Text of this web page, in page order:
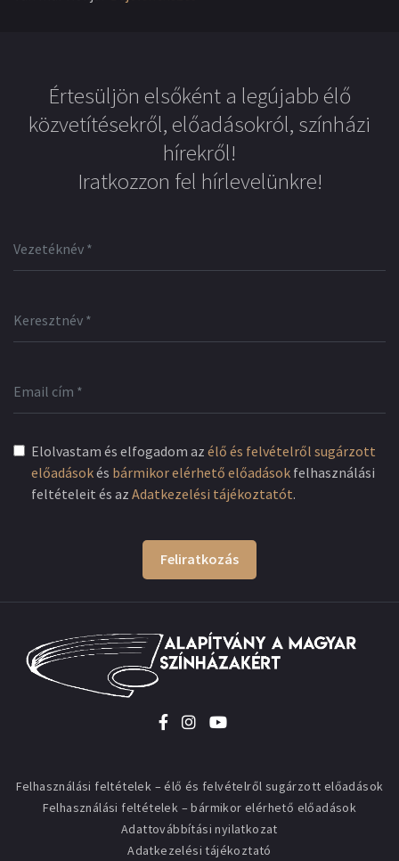
Értesüljön elsőként a legújabb élő
közvetítésekről, előadásokról, színházi
hírekről!
Iratkozzon fel hírlevelünkre!
Elolvastam és elfogadom az élő és felvételről sugárzott
előadásokés bármikor elérhető előadások felhasználási
feltételeit és az Adatkezelési tájékoztatót.
Feliratkozás
Felhasználási feltételek – élő és felvételről sugárzott előadások
Felhasználási feltételek – bármikor elérhető előadások
Adattovábbítási nyilatkozat
Adatkezelési tájékoztató